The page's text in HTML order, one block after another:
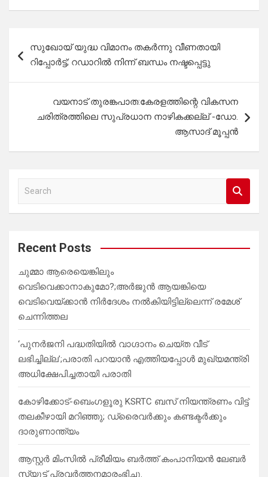
navigation
സുഖോയ് യുദ്ധ വിമാനം തകര്‍ന്നു വീണതായി
റിപ്പോര്‍ട്ട്; റഡാറില്‍ നിന്ന് ബന്ധം നഷ്ടപ്പെട്ടു
വയനാട് തുരങ്കപാത:കേരളത്തിന്റെ വികസന
ചരിത്രത്തിലെ സുപ്രധാന നാഴികക്കല്ല് -ഡോ.
ആസാദ് മൂപ്പൻ
a
c
Recent Posts
ചുമ്മാ ആരെയെങ്കിലും
വെടിവെക്കാനാകുമോ?;അർജുൻ ആയങ്കിയെ
വെടിവെയ്ക്കാൻ നിർദേശം നൽകിയിട്ടില്ലെന്ന് രമേശ്
ചെന്നിത്തല
‘പുനർജനി പദ്ധതിയിൽ വാഗ്ദാനം ചെയ്ത വീട്
ലഭിച്ചില്ല’;പരാതി പറയാൻ എത്തിയപ്പോൾ മുഖ്യമന്ത്രി
അധിക്ഷേപിച്ചതായി പരാതി
കോഴിക്കോട്-ബെംഗളൂരു KSRTC ബസ് നിയന്ത്രണം വിട്ട്
തലകീഴായി മറിഞ്ഞു; ഡ്രെെവർക്കും കണ്ടക്ടർക്കും
ദാരുണാന്ത്യം
ആസ്റ്റർ മിംസിൽ പ്രീമിയം ബർത്ത് കംപാനിയൻ ലേബർ
സ്യൂട്ട് പ്രവർത്തനമാരംഭിച്ചു.